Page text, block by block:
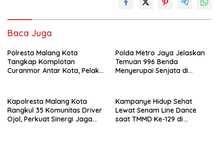
Baca Juga
Polresta Malang Kota
Tangkap Komplotan
Curanmor Antar Kota, Pelaku
Polda Metro Jaya Jelaskan
Temuan 996 Benda
Menyerupai Senjata di
Kapolresta Malang Kota
Rangkul 35 Komunitas Driver
Ojol, Perkuat Sinergi Jaga
Kampanye Hidup Sehat
Lewat Senam Line Dance
saat TMMD Ke-129 di